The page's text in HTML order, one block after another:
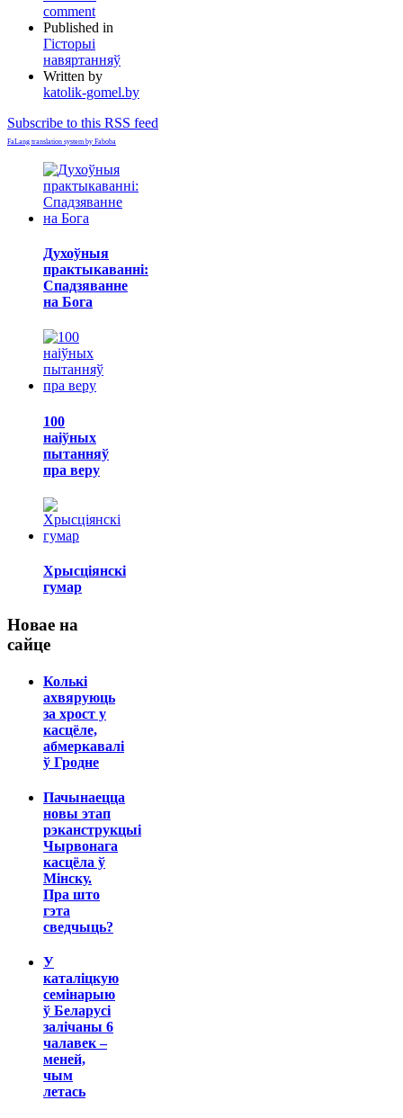
comment
Published in
Гісторыі
навяртанняў
Written by
katolik-gomel.by
Subscribe to this RSS feed
FaLang translation system by Faboba
Духоўныя
практыкаванні:
Спадзяванне
на Бога
100
наіўных
пытанняў
пра веру
Хрысціянскі
гумар
Новае на
сайце
Колькі
ахвяруюць
за хрост у
касцёле,
абмеркавалі
ў Гродне
Пачынаецца
новы этап
рэканструкцыі
Чырвонага
касцёла ў
Мінску.
Пра што
гэта
сведчыць?
У
каталіцкую
семінарыю
ў Беларусі
залічаны 6
чалавек –
меней,
чым
летась